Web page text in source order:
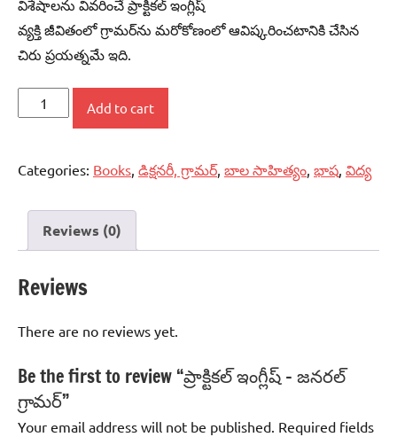
విశేషాలను వివరించే ప్రాక్టికల్‌ ఇంగ్లీష్‌
వ్యక్తి జీవితంలో గ్రామర్‌ను మరోకోణంలో ఆవిష్కరించటానికి చేసిన
చిరు ప్రయత్నమే ఇది.
ప్రాక్టికల్‌
జనరల్‌
quantity
Add to cart
Categories: Books డిక్షనరీ, గ్రామర్‌, బాల సాహిత్యం భాష విద్య
Reviews (0)
Reviews
There are no reviews yet.
Be the first to review “ప్రాక్టికల్‌ ఇంగ్లీష్‌ – జనరల్‌
గ్రామర్‌”
Your email address will not be published. Required fields